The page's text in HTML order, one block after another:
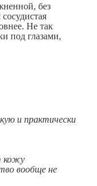
без
Не так
под глазами,
и практически
кожу
вообще не